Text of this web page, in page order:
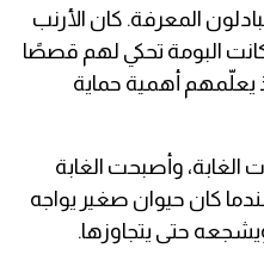
المعرفة. كان الأرنب
البومة تحكي لهم قصصًا
يعلّمهم أهمية حماية
الغابة، وأصبحت الغابة
كان حيوان صغير يواجه
حتى يتجاوزها.